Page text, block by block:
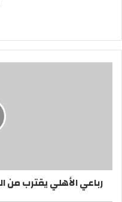
رباعي الأهلي يقترب من